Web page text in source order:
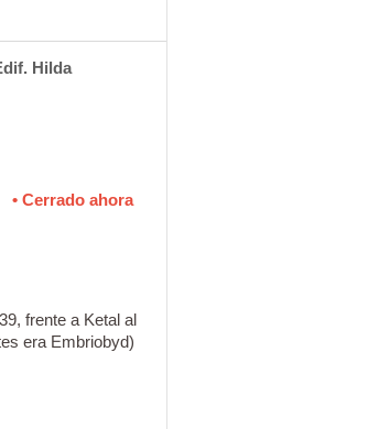
Hilda
• Cerrado ahora
frente a Ketal al
era Embriobyd)